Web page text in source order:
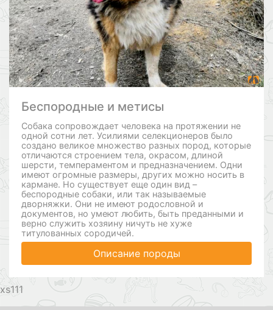
Беспородные и метисы
Собака сопровождает человека на протяжении не
одной сотни лет. Усилиями селекционеров было
создано великое множество разных пород, которые
отличаются строением тела, окрасом, длиной
шерсти, темпераментом и предназначением. Одни
имеют огромные размеры, других можно носить в
кармане. Но существует еще один вид –
беспородные собаки, или так называемые
дворняжки. Они не имеют родословной и
документов, но умеют любить, быть преданными и
верно служить хозяину ничуть не хуже
титулованных сородичей.
Описание породы
111